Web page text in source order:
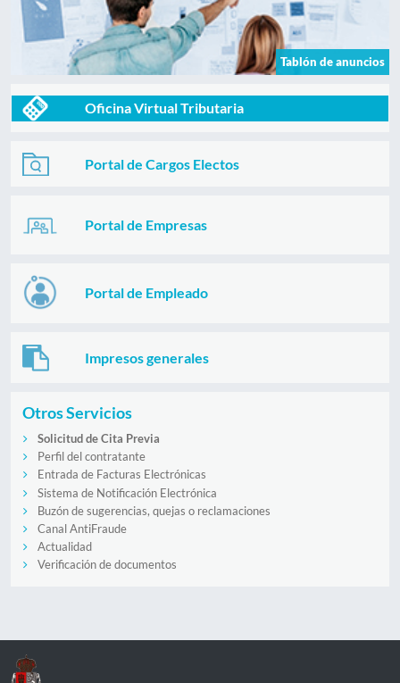
Tablón de anuncios
Oficina Virtual Tributaria
Portal de Cargos Electos
Portal de Empresas
Portal de Empleado
Impresos generales
Otros Servicios
Solicitud de Cita Previa
Perfil del contratante
Entrada de Facturas Electrónicas
Sistema de Notificación Electrónica
Buzón de sugerencias, quejas o reclamaciones
Canal AntiFraude
Actualidad
Verificación de documentos